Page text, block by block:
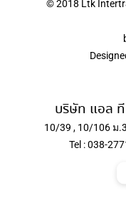
© 2018 Ltk
บริษัท แอล
10/39 , 10/106 ม
Tel : 038-